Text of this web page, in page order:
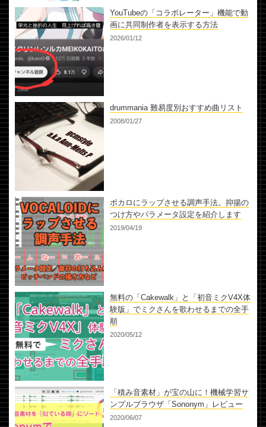
YouTubeの「コラボレーター」機能で動
画に共同制作者を表示する方法
2026/01/12
drummania 難易度別おすすめ曲リスト
2008/01/27
ボカロにラップさせる調声手法。抑揚の
つけ方やパラメータ設定を紹介します
2019/04/19
無料の「Cakewalk」と「初音ミクV4X体
験版」でミクさんを歌わせるまでの全手
順
2020/05/12
「積み音素材」が宝の山に！機械学習サ
ンプルブラウザ「Sononym」レビュー
2020/06/07